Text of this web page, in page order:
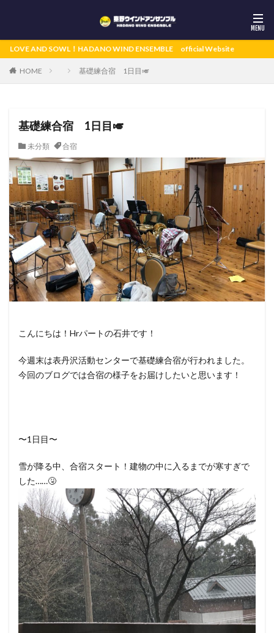
SOWL！HADANO WIND ENSEMBLE official Website
HOME 基礎練合宿 1日目🎺
基礎練合宿 1日目🎺
未分類 合宿
こんにちは！Hrパートの石井です！
今週末は表丹沢活動センターで基礎練合宿が行われました。
今回のブログでは合宿の様子をお届けしたいと思います！
〜1日目〜
雪が降る中、合宿スタート！建物の中に入るまでが寒すぎで
した……🤧